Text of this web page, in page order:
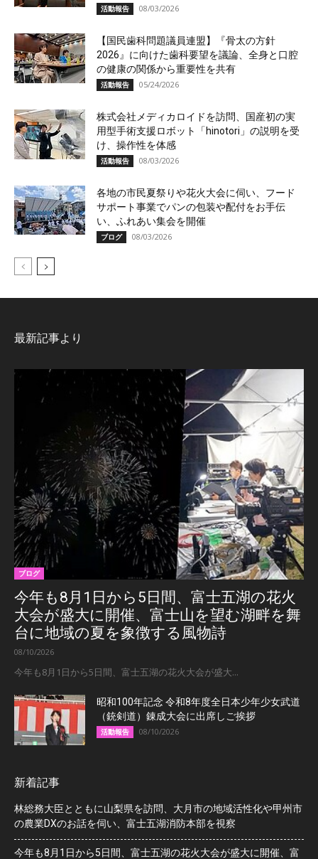
活動報告 08/03/2026
【国民歯科問題議員連盟】『骨太の方針
2026』に向けた歯科要望を議論、全身と口腔
の健康の関係から重要性を共有
活動報告 05/24/2026
株式会社メディカロイドを訪問、国産初の実
用型手術支援ロボット「hinotori」の説明を受
け、操作性を体感
活動報告 08/03/2026
各地の市民夏祭りや花火大会に伺い、フード
サポート事業でパンの包装や配付をお手伝
い、ふれあい集会を開催
ブログ 08/03/2026
最新記事より
ブログ
今年も8月1日から5日間、富士五湖の花火
大会が盛大に開催、富士山を望む湖畔を舞
台に地域の夏を象徴する風物詩
08/10/2026
今年も8月1日から5日間、富士五湖の花火大会が盛大...
昭和100年記念 令和8年度全日本少年少女武道
（銃剣道）錬成大会に出席しご挨拶
活動報告 08/10/2026
新着記事
林総務大臣とともに山梨県を訪問、大月市の地域活性化や甲州市
の農業DXのお話を伺い、富士五湖消防本部を視察
今年も8月1日から5日間、富士五湖の花火大会が盛大に開催、富